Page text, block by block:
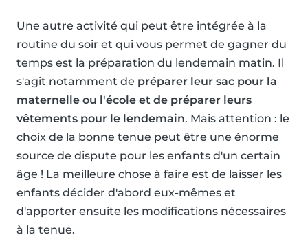
Une autre activité qui peut être intégrée à la
routine du soir et qui vous permet de gagner du
temps est la préparation du lendemain matin. Il
s'agit notamment de préparer leur sac pour la
maternelle ou l'école et de préparer leurs
vêtements pour le lendemain. Mais attention : le
choix de la bonne tenue peut être une énorme
source de dispute pour les enfants d'un certain
âge ! La meilleure chose à faire est de laisser les
enfants décider d'abord eux-mêmes et
d'apporter ensuite les modifications nécessaires
à la tenue.